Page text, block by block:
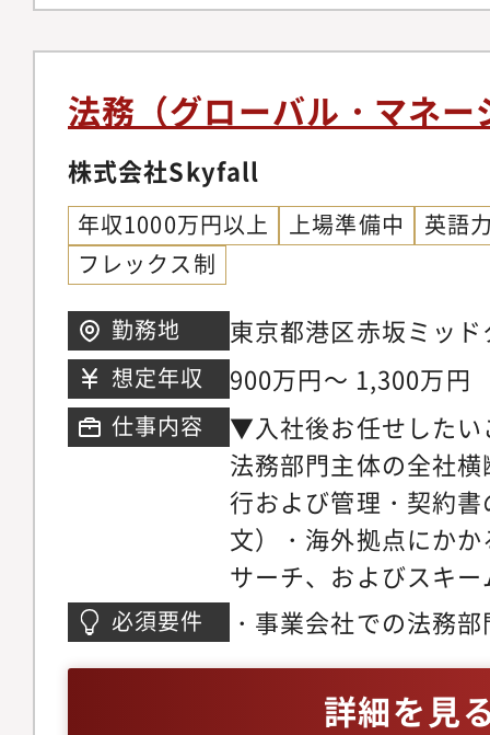
財産（商標・著作権
ンス研修の企画・実
備・標準化【商事法
レートガバナンス領
知作成、議事録作成
サル対応取締役会・
成、資料準備、議事
の整備・改訂・運用
社・監査法人・取引所
法務（グローバル・マネ
株式会社Skyfall
年収1000万円以上 上場準備中
英語
フレックス制
勤務地 東京都港区赤坂ミッ
想定年収 900万円～ 1,300万円
仕事内容
▼入社後お任せしたい
法務部門主体の全社
行および管理・契約
文）・海外拠点にか
サーチ、およびスキ
必須要件
・事業会社での法務
詳細を見